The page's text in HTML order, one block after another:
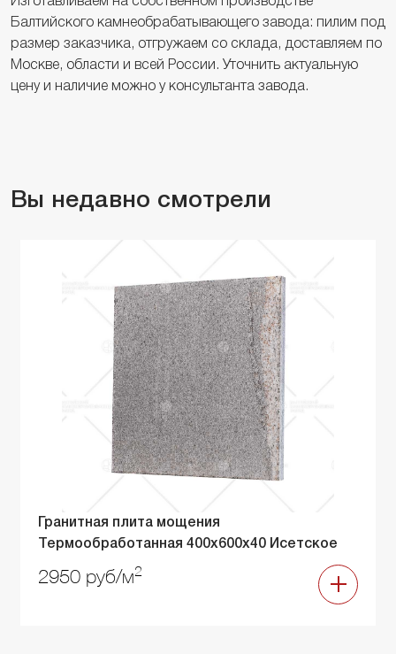
Балтийского камнеобрабатывающего завода: пилим под
размер заказчика, отгружаем со склада, доставляем по
Москве, области и всей России. Уточнить актуальную
цену и наличие можно у консультанта завода.
Вы недавно смотрели
Гранитная плита мощения
Термообработанная 400х600х40 Исетское
2950 руб/м2